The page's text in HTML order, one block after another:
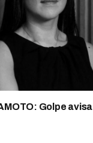
Golpe avisa